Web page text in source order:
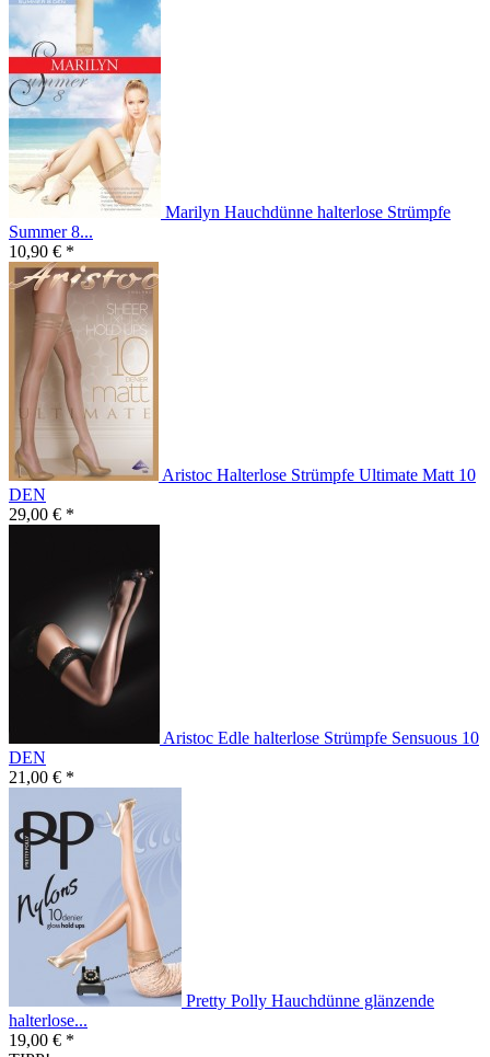
Marilyn Hauchdünne halterlose Strümpfe
Summer 8...
10,90 € *
Aristoc Halterlose Strümpfe Ultimate Matt 10
DEN
29,00 € *
Aristoc Edle halterlose Strümpfe Sensuous 10
DEN
21,00 € *
Pretty Polly Hauchdünne glänzende
halterlose...
19,00 € *